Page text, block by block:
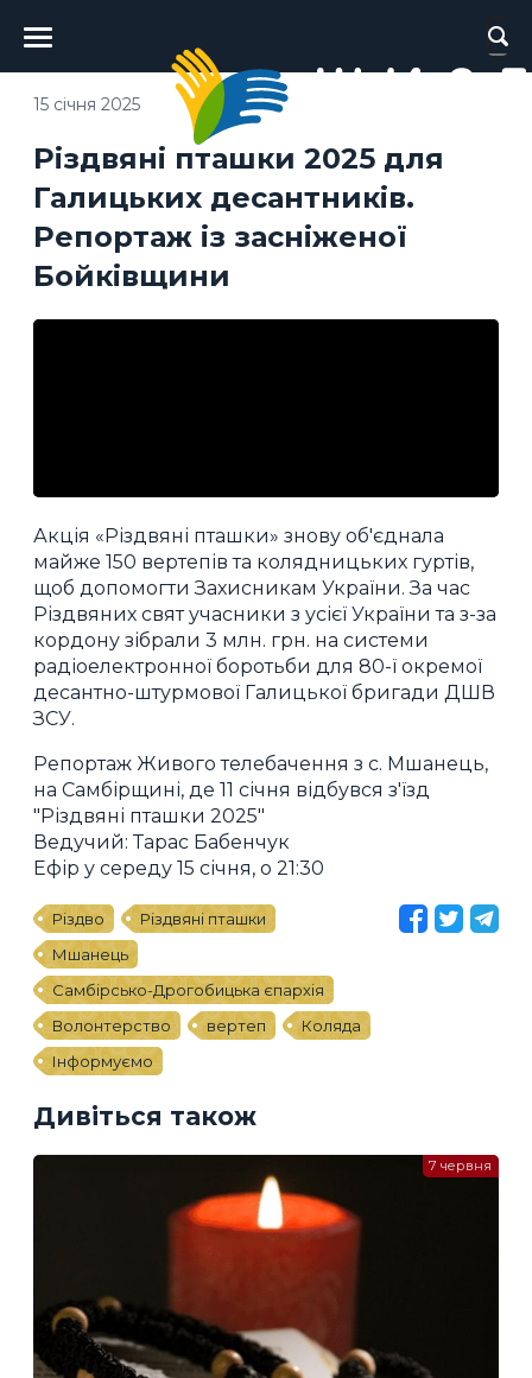
Головне
меню
Різдвяні пташки 2025 для
Галицьких десантників.
Репортаж із засніженої
Бойківщини
15 січня 2025
Акція «Різдвяні пташки» знову об'єднала
майже 150 вертепів та колядницьких гуртів,
щоб допомогти Захисникам України. За час
Різдвяних свят учасники з усієї України та з-за
кордону зібрали 3 млн. грн. на системи
радіоелектронної боротьби для 80-ї окремої
десантно-штурмової Галицької бригади ДШВ
ЗСУ.
Репортаж Живого телебачення з с. Мшанець,
на Самбірщині, де 11 січня відбувся з'їзд
"Різдвяні пташки 2025"
Ведучий: Тарас Бабенчук
Ефір у середу 15 січня, о 21:30
Різдво
Різдвяні пташки
Мшанець
Самбірсько-Дрогобицька єпархія
Волонтерство
вертеп
Коляда
Інформуємо
Дивіться також
7 червня